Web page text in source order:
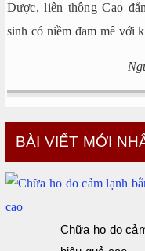
Dược, liên thông Cao
sinh có niềm đam mê với
BÀI VIẾT MỚI
Chữa ho do